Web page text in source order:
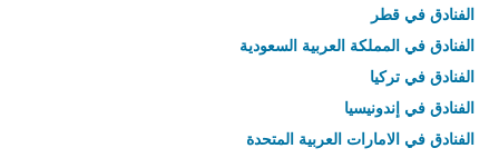
الفنادق في قطر
الفنادق في المملكة العربية السعودية
الفنادق في تركيا
الفنادق في إندونيسيا
الفنادق في الامارات العربية المتحدة